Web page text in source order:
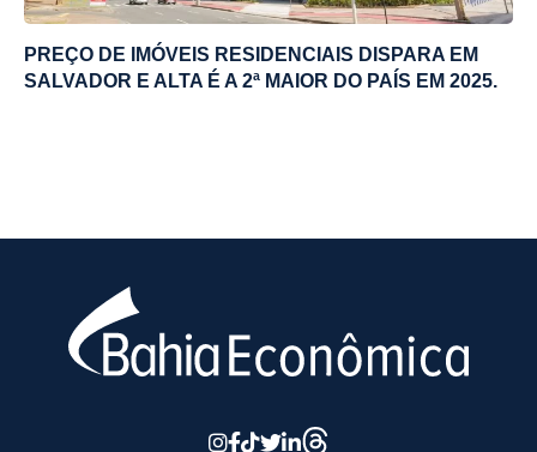
PREÇO DE IMÓVEIS RESIDENCIAIS DISPARA EM
SALVADOR E ALTA É A 2ª MAIOR DO PAÍS EM 2025.